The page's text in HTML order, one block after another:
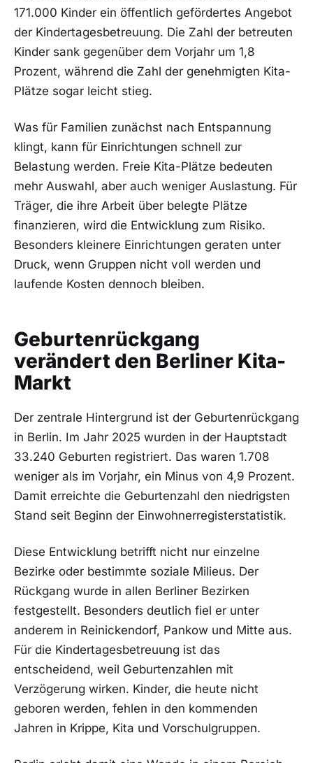
171.000 Kinder ein öffentlich gefördertes Angebot
der Kindertagesbetreuung. Die Zahl der betreuten
Kinder sank gegenüber dem Vorjahr um 1,8
Prozent, während die Zahl der genehmigten Kita-
Plätze sogar leicht stieg.
Was für Familien zunächst nach Entspannung
klingt, kann für Einrichtungen schnell zur
Belastung werden. Freie Kita-Plätze bedeuten
mehr Auswahl, aber auch weniger Auslastung. Für
Träger, die ihre Arbeit über belegte Plätze
finanzieren, wird die Entwicklung zum Risiko.
Besonders kleinere Einrichtungen geraten unter
Druck, wenn Gruppen nicht voll werden und
laufende Kosten dennoch bleiben.
Geburtenrückgang
verändert den Berliner Kita-
Markt
Der zentrale Hintergrund ist der Geburtenrückgang
in Berlin. Im Jahr 2025 wurden in der Hauptstadt
33.240 Geburten registriert. Das waren 1.708
weniger als im Vorjahr, ein Minus von 4,9 Prozent.
Damit erreichte die Geburtenzahl den niedrigsten
Stand seit Beginn der Einwohnerregisterstatistik.
Diese Entwicklung betrifft nicht nur einzelne
Bezirke oder bestimmte soziale Milieus. Der
Rückgang wurde in allen Berliner Bezirken
festgestellt. Besonders deutlich fiel er unter
anderem in Reinickendorf, Pankow und Mitte aus.
Für die Kindertagesbetreuung ist das
entscheidend, weil Geburtenzahlen mit
Verzögerung wirken. Kinder, die heute nicht
geboren werden, fehlen in den kommenden
Jahren in Krippe, Kita und Vorschulgruppen.